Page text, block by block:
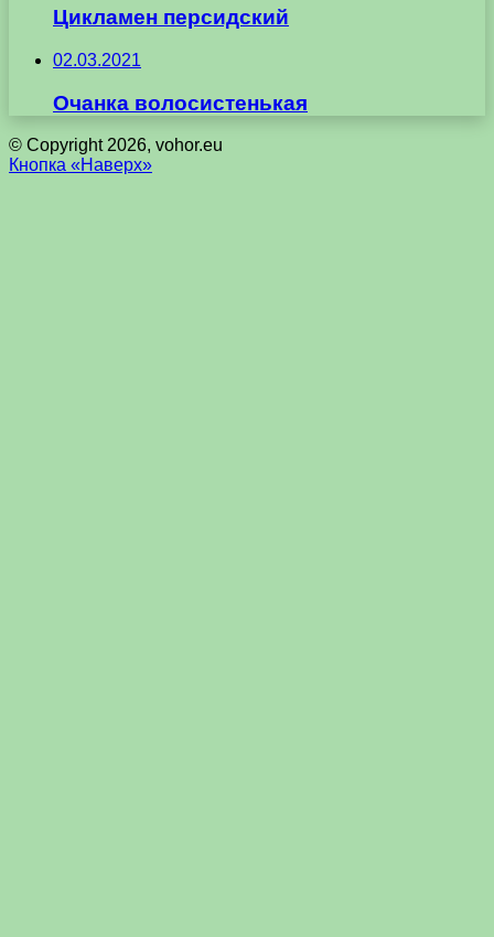
Цикламен персидский
02.03.2021
Очанка волосистенькая
© Copyright 2026, vohor.eu
Кнопка «Наверх»